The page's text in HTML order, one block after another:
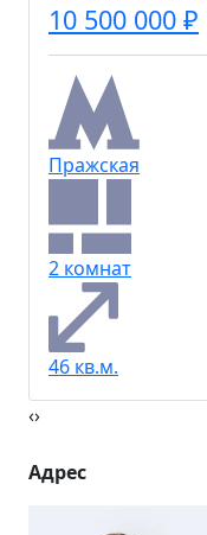
10 500 000 ₽
Пражская
2 комнат
46 кв.м.
‹›
Адрес